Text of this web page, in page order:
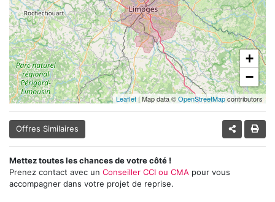
+
−
Leaflet | Map data ©OpenStreetMapcontributors
Offres Similaires
Mettez toutes les chances de votre côté !
Prenez contact avec un Conseiller CCI ou CMA pour vous
accompagner dans votre projet de reprise.